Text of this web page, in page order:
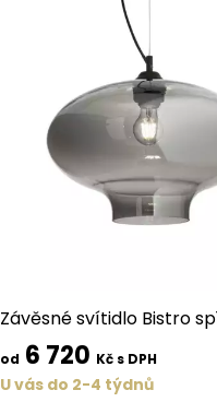
Závěsné svítidlo Bistro
od 6 720 Kč s DPH
U vás do 2-4 týdnů